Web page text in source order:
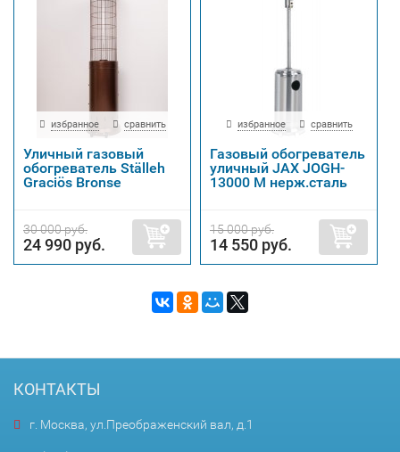
избранное сравнить
Уличный газовый
обогреватель Ställeh
Graciös Bronse
30 000 руб.
24 990 руб.
избранное сравнить
Газовый обогреватель
уличный JAX JOGH-
13000 M нерж.сталь
15 000 руб.
14 550 руб.
КОНТАКТЫ
г. Москва, ул.Преображенский вал, д.1